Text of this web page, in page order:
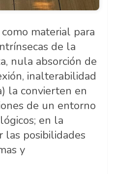
material para
de la
nula absorción de
inalterabilidad
la convierten en
de un entorno
en la
las posibilidades
y